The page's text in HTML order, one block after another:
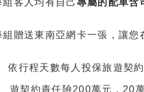
組客人均有自己 專屬的配車含
組贈送東南亞網卡一張，讓
依行程天數每 人 投保旅遊契
遊契約責任險200萬元，20